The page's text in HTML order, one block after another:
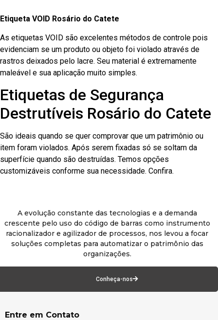
Etiqueta VOID Rosário do Catete
As etiquetas VOID são excelentes métodos de controle pois
evidenciam se um produto ou objeto foi violado através de
rastros deixados pelo lacre. Seu material é extremamente
maleável e sua aplicação muito simples.
Etiquetas de Segurança
Destrutíveis Rosário do Catete
São ideais quando se quer comprovar que um patrimônio ou
item foram violados. Após serem fixadas só se soltam da
superfície quando são destruídas. Temos opções
customizáveis conforme sua necessidade. Confira.
A evolução constante das tecnologias e a demanda
crescente pelo uso do código de barras como instrumento
racionalizador e agilizador de processos, nos levou a focar
soluções completas para automatizar o patrimônio das
organizações.
Conheça-nos
Entre em Contato